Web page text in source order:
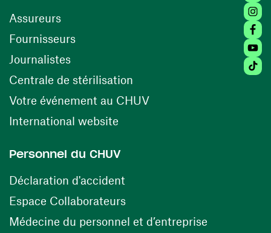
Assureurs
Fournisseurs(ouvre une nouvelle fenêtre)
Journalistes
Centrale de stérilisation (ouvre une nouvelle
Votre événement au CHUV(ouvre une nouvelle
International website
Personnel du CHUV
Déclaration d'accident
Espace Collaborateurs(ouvre une nouvelle fenêtre)
Médecine du personnel et d’entreprise